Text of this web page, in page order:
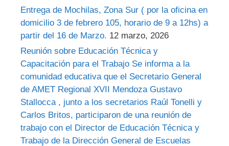
Entrega de Mochilas, Zona Sur ( por la oficina en
domicilio 3 de febrero 105, horario de 9 a 12hs) a
partir del 16 de Marzo. 12 marzo, 2026
Reunión sobre Educación Técnica y
Capacitación para el Trabajo Se informa a la
comunidad educativa que el Secretario General
de AMET Regional XVII Mendoza Gustavo
Stallocca , junto a los secretarios Raúl Tonelli y
Carlos Britos, participaron de una reunión de
trabajo con el Director de Educación Técnica y
Trabajo de la Dirección General de Escuelas